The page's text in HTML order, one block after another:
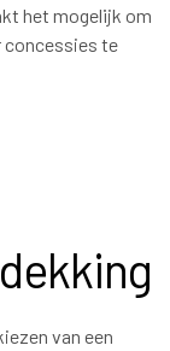
het mogelijk om
concessies te
van een